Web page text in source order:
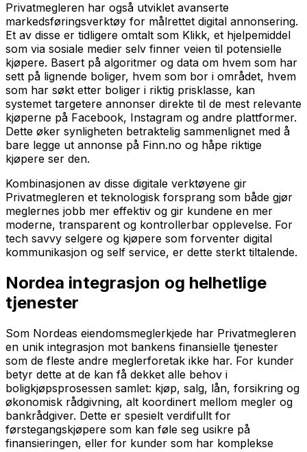
Privatmegleren har også utviklet avanserte
markedsføringsverktøy for målrettet digital annonsering.
Et av disse er tidligere omtalt som Klikk, et hjelpemiddel
som via sosiale medier selv finner veien til potensielle
kjøpere. Basert på algoritmer og data om hvem som har
sett på lignende boliger, hvem som bor i området, hvem
som har søkt etter boliger i riktig prisklasse, kan
systemet targetere annonser direkte til de mest relevante
kjøperne på Facebook, Instagram og andre plattformer.
Dette øker synligheten betraktelig sammenlignet med å
bare legge ut annonse på Finn.no og håpe riktige
kjøpere ser den.
Kombinasjonen av disse digitale verktøyene gir
Privatmegleren et teknologisk forsprang som både gjør
meglernes jobb mer effektiv og gir kundene en mer
moderne, transparent og kontrollerbar opplevelse. For
tech savvy selgere og kjøpere som forventer digital
kommunikasjon og self service, er dette sterkt tiltalende.
Nordea integrasjon og helhetlige
tjenester
Som Nordeas eiendomsmeglerkjede har Privatmegleren
en unik integrasjon mot bankens finansielle tjenester
som de fleste andre meglerforetak ikke har. For kunder
betyr dette at de kan få dekket alle behov i
boligkjøpsprosessen samlet: kjøp, salg, lån, forsikring og
økonomisk rådgivning, alt koordinert mellom megler og
bankrådgiver. Dette er spesielt verdifullt for
førstegangskjøpere som kan føle seg usikre på
finansieringen, eller for kunder som har komplekse